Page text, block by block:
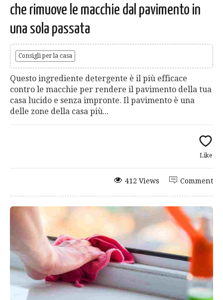
che rimuove le macchie dal pavimento in
una sola passata
Consigli per la casa
Questo ingrediente detergente è il più efficace
contro le macchie per rendere il pavimento della tua
casa lucido e senza impronte. Il pavimento è una
delle zone della casa più...
Like
Comment
412 Views